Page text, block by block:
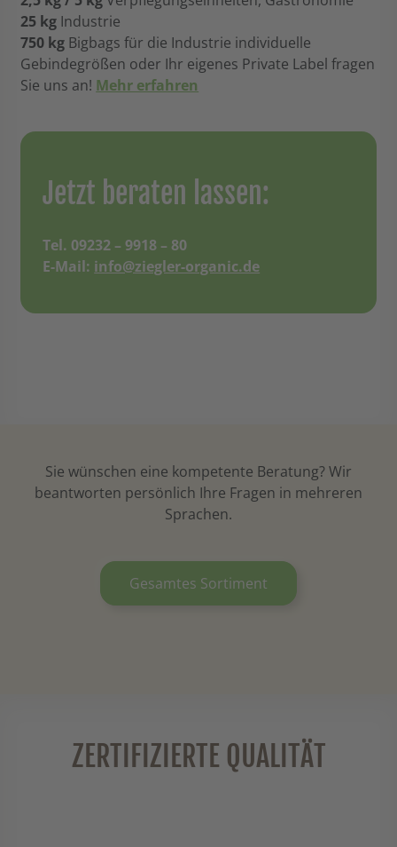
25 kg Industrie
750 kg Bigbags für die Industrie individuelle
Gebindegrößen oder Ihr eigenes Private Label fragen
Sie uns an! Mehr erfahren
Jetzt beraten lassen:
Tel. 09232 – 9918 – 80
E-Mail: info@ziegler-organic.de
Sie wünschen eine kompetente Beratung? Wir
beantworten persönlich Ihre Fragen in mehreren
Sprachen.
Gesamtes Sortiment
ZERTIFIZIERTE QUALITÄT